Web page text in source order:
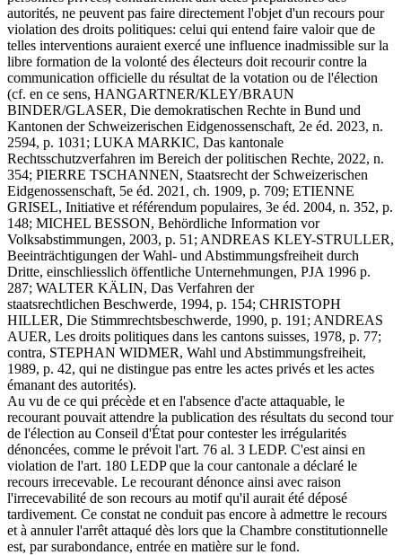
autorités, ne peuvent pas faire directement l'objet d'un recours pour
violation des droits politiques: celui qui entend faire valoir que de
telles interventions auraient exercé une influence inadmissible sur la
libre formation de la volonté des électeurs doit recourir contre la
communication officielle du résultat de la votation ou de l'élection
(cf. en ce sens, HANGARTNER/KLEY/BRAUN
BINDER/GLASER, Die demokratischen Rechte in Bund und
Kantonen der Schweizerischen Eidgenossenschaft, 2e éd. 2023, n.
2594, p. 1031; LUKA MARKIC, Das kantonale
Rechtsschutzverfahren im Bereich der politischen Rechte, 2022, n.
354; PIERRE TSCHANNEN, Staatsrecht der Schweizerischen
Eidgenossenschaft, 5e éd. 2021, ch. 1909, p. 709; ETIENNE
GRISEL, Initiative et référendum populaires, 3e éd. 2004, n. 352, p.
148; MICHEL BESSON, Behördliche Information vor
Volksabstimmungen, 2003, p. 51; ANDREAS KLEY-STRULLER,
Beeinträchtigungen der Wahl- und Abstimmungsfreiheit durch
Dritte, einschliesslich öffentliche Unternehmungen, PJA 1996 p.
287; WALTER KÄLIN, Das Verfahren der
staatsrechtlichen Beschwerde, 1994, p. 154; CHRISTOPH
HILLER, Die Stimmrechtsbeschwerde, 1990, p. 191; ANDREAS
AUER, Les droits politiques dans les cantons suisses, 1978, p. 77;
contra, STEPHAN WIDMER, Wahl und Abstimmungsfreiheit,
1989, p. 42, qui ne distingue pas entre les actes privés et les actes
émanant des autorités).
Au vu de ce qui précède et en l'absence d'acte attaquable, le
recourant pouvait attendre la publication des résultats du second tour
de l'élection au Conseil d'État pour contester les irrégularités
dénoncées, comme le prévoit l'art. 76 al. 3 LEDP. C'est ainsi en
violation de l'art. 180 LEDP que la cour cantonale a déclaré le
recours irrecevable. Le recourant dénonce ainsi avec raison
l'irrecevabilité de son recours au motif qu'il aurait été déposé
tardivement. Ce constat ne conduit pas encore à admettre le recours
et à annuler l'arrêt attaqué dès lors que la Chambre constitutionnelle
est, par surabondance, entrée en matière sur le fond.